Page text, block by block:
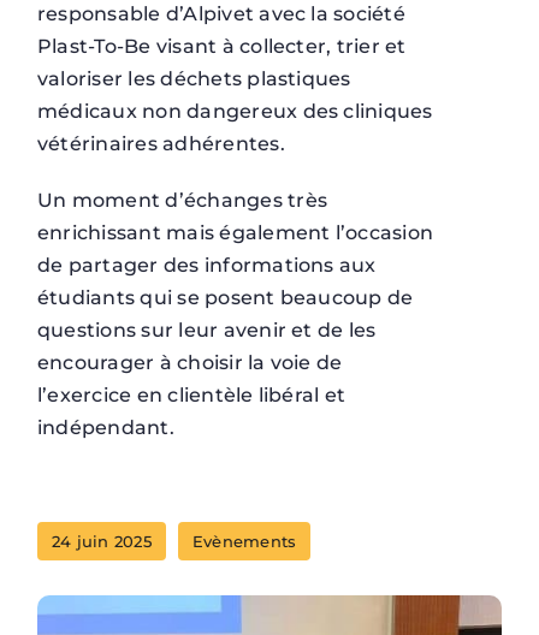
responsable d’Alpivet avec la société
Plast-To-Be visant à collecter, trier et
valoriser les déchets plastiques
médicaux non dangereux des cliniques
vétérinaires adhérentes.
Un moment d’échanges très
enrichissant mais également l’occasion
de partager des informations aux
étudiants qui se posent beaucoup de
questions sur leur avenir et de les
encourager à choisir la voie de
l’exercice en clientèle libéral et
indépendant.
24 juin 2025 Evènements